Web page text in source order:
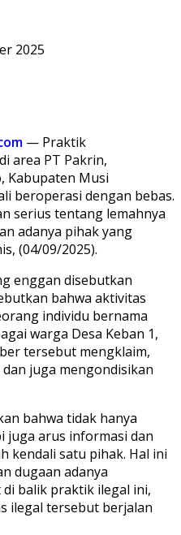
2025
— Praktik
area PT Pakrin,
Kabupaten Musi
beroperasi dengan bebas.
serius tentang lemahnya
adanya pihak yang
(04/09/2025).
enggan disebutkan
bahwa aktivitas
individu bernama
warga Desa Keban 1,
tersebut mengklaim,
dan juga mengondisikan
bahwa tidak hanya
juga arus informasi dan
kendali satu pihak. Hal ini
dugaan adanya
di balik praktik ilegal ini,
ilegal tersebut berjalan